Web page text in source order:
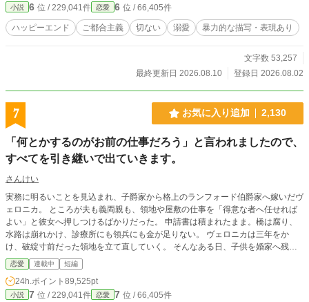
の令嬢と結婚したいというジョージからの非道な言葉だった。 唯一の支えだっ
たジョージからの言葉にショックを受けるサリーだったが、それでもジョージの
幸せの為に身を引く事を決意した。 だが父はサリーの決断に激怒、ついにサリ
幸せを掴むまでのお話です。 ご都合主義全開のお話ですが、お願いいたします
m(__)m 他サイトでも同時投稿しております
小説 6 位 / 229,041件 恋愛 6 位 / 66,405件
ハッピーエンド ご都合主義 切ない 溺愛 暴力的な描写・表現あり
文字数 53,257
最終更新日 2026.08.10
登録日 2026.08.02
7 お気に入り追加 2,130
「何とかするのがお前の仕事だろう」と言われましたので、
すべてを引き継いで出ていきます。
さんけい
実務に明るいことを見込まれ、子爵家から格上のランフォード伯爵家へ嫁いだヴ
ェロニカ。 ところが夫も義両親も、領地や屋敷の仕事を「得意な者へ任せれば
よい」と彼女へ押しつけるばかりだった。 申請書は積まれたまま。橋は腐り、
水路は崩れかけ、診療所にも領兵にも金が足りない。 ヴェロニカは三年をか
け、破綻寸前だった領地を立て直していく。 そんなある日、子供を婚家へ残し
た義姉が実家へ戻ってきた。 帽子、宝石、香水、ドレス――傷ついた義姉の気
晴らしだからと、家族は高額な請求書を次々と領地の金から支払わせる。 つい
に水路の修繕費まで足りなくなり、ヴェロニカが夫へ相談すると、返ってきたの
は冷たい一言だった。 「そうならないようにするのが、お前の仕事だろう」 そ
恋愛 連載中 短編
24h.ポイント 89,525pt
小説 7 位 / 229,041件 恋愛 7 位 / 66,405件